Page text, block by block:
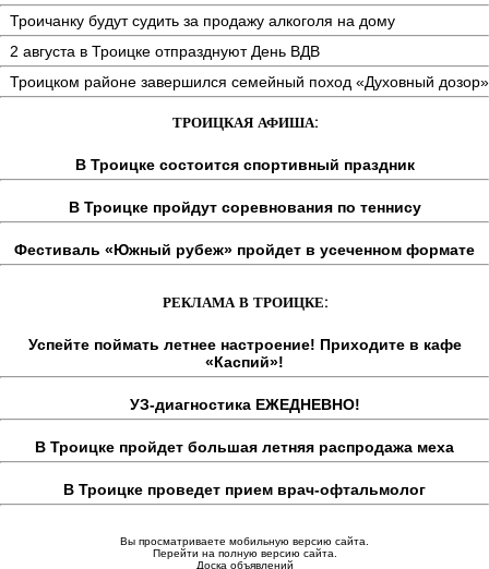
Троичанку будут судить за продажу алкоголя на дому
2 августа в Троицке отпразднуют День ВДВ
Троицком районе завершился семейный поход «Духовный дозор»
ТРОИЦКАЯ АФИША:
В Троицке состоится спортивный праздник
В Троицке пройдут соревнования по теннису
Фестиваль «Южный рубеж» пройдет в усеченном формате
РЕКЛАМА В ТРОИЦКЕ:
Успейте поймать летнее настроение! Приходите в кафе
«Каспий»!
УЗ-диагностика ЕЖЕДНЕВНО!
В Троицке пройдет большая летняя распродажа меха
В Троицке проведет прием врач-офтальмолог
Вы просматриваете мобильную версию сайта.
Перейти на полную версию сайта.
Доска объявлений